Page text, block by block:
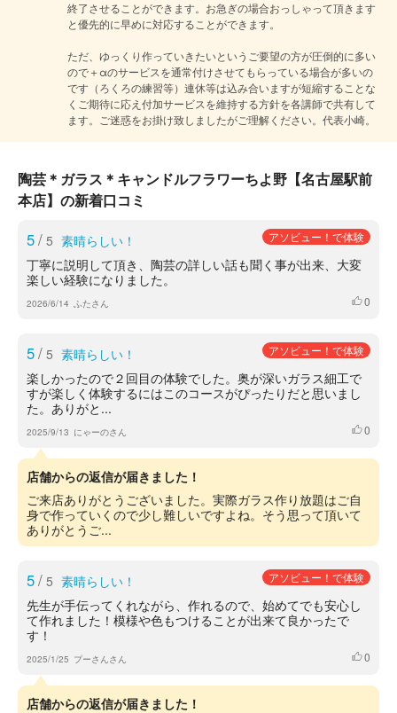
終了させることができます。お急ぎの場合おっしゃって頂きます
と優先的に早めに対応することができます。
ただ、ゆっくり作っていきたいというご要望の方が圧倒的に多い
ので＋αのサービスを通常付けさせてもらっている場合が多いの
です（ろくろの練習等）連休等は込み合いますが短縮することな
くご期待に応え付加サービスを維持する方針を各講師で共有して
ます。ご迷惑をお掛け致しましたがご理解ください。代表小崎。
陶芸＊ガラス＊キャンドルフラワーちよ野【名古屋駅前
本店】の新着口コミ
5/ 5 素晴らしい！ アソビュー！で体験
丁寧に説明して頂き、陶芸の詳しい話も聞く事が出来、大変
楽しい経験になりました。
2026/6/14 ふたさん いいね
0
5/ 5 素晴らしい！ アソビュー！で体験
楽しかったので２回目の体験でした。奥が深いガラス細工で
すが楽しく体験するにはこのコースがぴったりだと思いまし
た。ありがと...
2025/9/13 にゃーのさん いいね
0
店舗からの返信が届きました！
ご来店ありがとうございました。実際ガラス作り放題はご自
身で作っていくので少し難しいですよね。そう思って頂いて
ありがとうご...
5/ 5 素晴らしい！ アソビュー！で体験
先生が手伝ってくれながら、作れるので、始めてでも安心し
て作れました！模様や色もつけることが出来て良かったで
す！
2025/1/25 プーさんさん いいね
0
店舗からの返信が届きました！